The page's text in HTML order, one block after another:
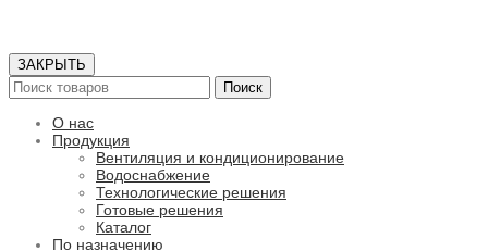
ЗАКРЫТЬ
Поиск
О нас
Продукция
Вентиляция и кондиционирование
Водоснабжение
Технологические решения
Готовые решения
Каталог
По назначению